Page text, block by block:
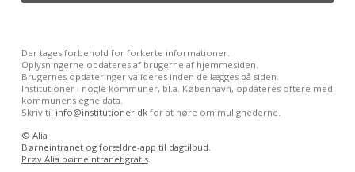
Der tages forbehold for forkerte informationer.
Oplysningerne opdateres af brugerne af hjemmesiden.
Brugernes opdateringer valideres inden de lægges på siden.
Institutioner i nogle kommuner, bl.a. København, opdateres oftere med
kommunens egne data.
Skriv til info@institutioner.dkfor at høre om mulighederne.
© Alia
Børneintranet og forældre-app til dagtilbud.
Prøv Alia børneintranet gratis.